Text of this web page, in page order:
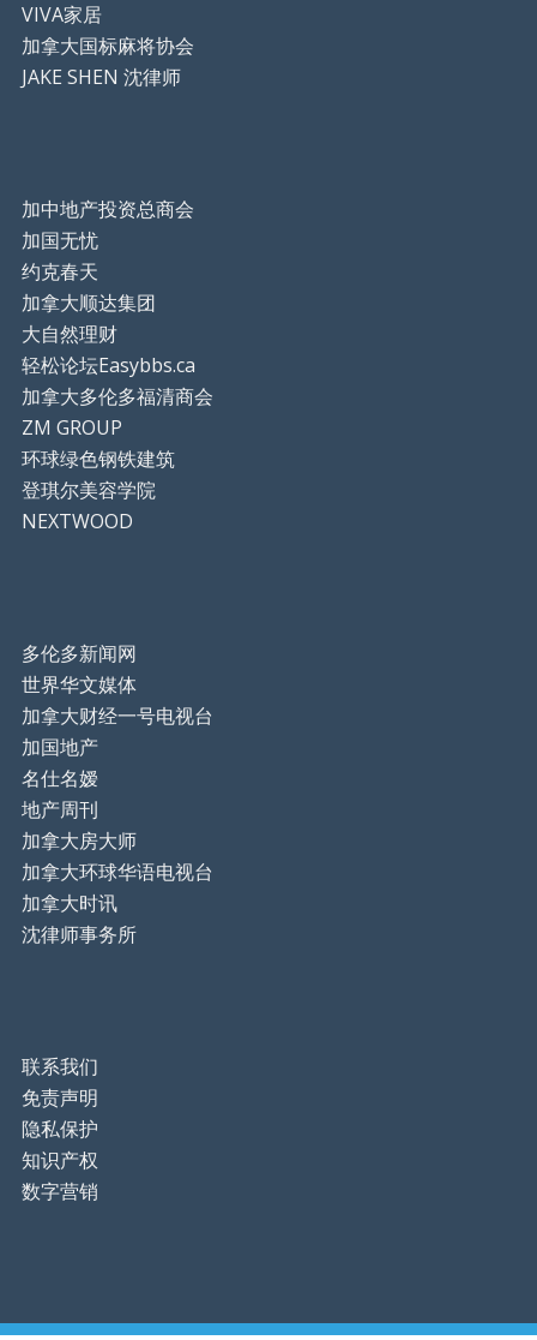
VIVA家居
加拿大国标麻将协会
JAKE SHEN 沈律师
加中地产投资总商会
加国无忧
约克春天
加拿大顺达集团
大自然理财
轻松论坛Easybbs.ca
加拿大多伦多福清商会
ZM GROUP
环球绿色钢铁建筑
登琪尔美容学院
NEXTWOOD
多伦多新闻网
世界华文媒体
加拿大财经一号电视台
加国地产
名仕名嫒
地产周刊
加拿大房大师
加拿大环球华语电视台
加拿大时讯
沈律师事务所
联系我们
免责声明
隐私保护
知识产权
数字营销